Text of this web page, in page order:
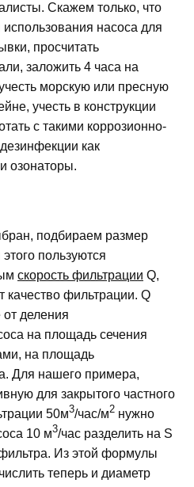
Скажем только, что
насоса для
просчитать
заложить 4 часа на
морскую или пресную
учесть в конструкции
с такими коррозионно-
как
озонаторы.
подбираем размер
пользуются
скорость фильтрации Q,
качество фильтрации. Q
от деления
на площадь сечения
на площадь
Для нашего примера,
для закрытого частного
50м3/час/м2 нужно
10 м3/час разделить на S
Из этой формулы
теперь и диаметр